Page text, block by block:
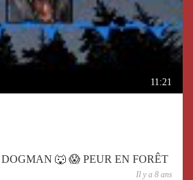
11:21
🐺 😱 PEUR EN FORÊT
Il y a 8 ans